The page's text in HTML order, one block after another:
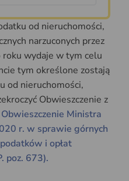
od nieruchomości,
narzuconych przez
wydaje w tym celu
tym określone zostają
od nieruchomości,
Obwieszczenie z
Obwieszczenie Ministra
r. w sprawie górnych
i opłat
poz. 673).